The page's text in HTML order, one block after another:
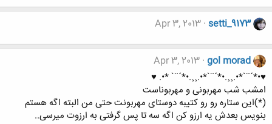
setti_9173
Apr 3, 2013
gol morad
Apr 3, 2013
♥•*´¨`*•.¸¸.•*´¨`*•.¸¸.•*´¨` *•. ♥
امشب شب مهربونی و مهربوناست
(*)این ستاره رو رو کتیبه دوستای مهربونت حتی من البته اگه هستم
بنویس بعدش یه ارزو کن اگه سه تا پس گرفتی به ارزوت میرسی..